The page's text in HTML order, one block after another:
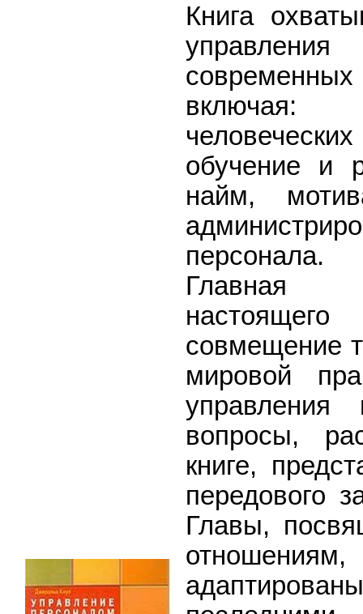
Книга
включая:
обучение и
найм,
персонала.
Главная
совмещение
мировой
управления
вопросы,
книге,
передового
Главы,